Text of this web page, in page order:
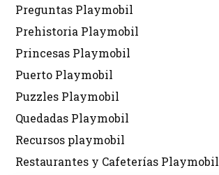
Preguntas Playmobil
Prehistoria Playmobil
Princesas Playmobil
Puerto Playmobil
Puzzles Playmobil
Quedadas Playmobil
Recursos playmobil
Restaurantes y Cafeterías Playmobil